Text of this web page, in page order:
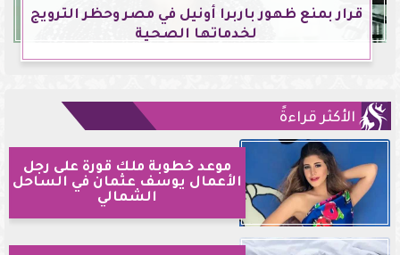
قرار بمنع ظهور باربرا أونيل في مصر وحظر الترويج
لخدماتها الصحية
الأكثر قراءةً
موعد خطوبة ملك قورة على رجل
الأعمال يوسف عثمان في الساحل
الشمالي